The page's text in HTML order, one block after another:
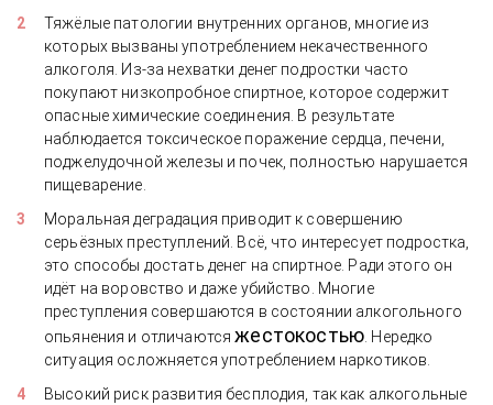
Тяжёлые патологии внутренних органов, многие из
которых вызваны употреблением некачественного
алкоголя. Из-за нехватки денег подростки часто
покупают низкопробное спиртное, которое содержит
опасные химические соединения. В результате
наблюдается токсическое поражение сердца, печени,
поджелудочной железы и почек, полностью нарушается
пищеварение.
Моральная деградация приводит к совершению
серьёзных преступлений. Всё, что интересует подростка,
это способы достать денег на спиртное. Ради этого он
идёт на воровство и даже убийство. Многие
преступления совершаются в состоянии алкогольного
опьянения и отличаютсяжестокостью . Нередко
ситуация осложняется употреблением наркотиков.
Высокий риск развития бесплодия, так как алкогольные